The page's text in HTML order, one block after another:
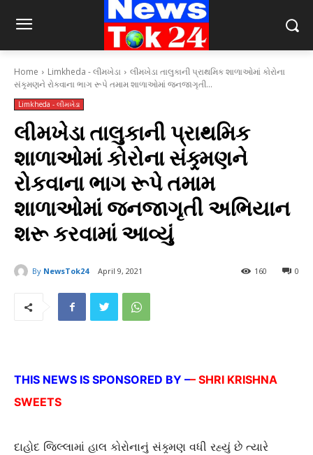
Home Limkheda - લીમખેડા
લીમખેડા તાલુકાની પ્રાથમિક શાળાઓમાં કોરોના
સંક્ર્મણને રોકવાના ભાગ રૂપે તમામ શાળાઓમાં જનજાગૃતી...
Limkheda - લીમખેડા
લીમખેડા તાલુકાની પ્રાથમિક
શાળાઓમાં કોરોના સંક્ર્મણને
રોકવાના ભાગ રૂપે તમામ
શાળાઓમાં જનજાગૃતી અભિયાન
શરૂ કરવામાં આવ્યું
By NewsTok24 April 9, 2021 0
160
THIS NEWS IS SPONSORED BY –– SHRI KRISHNA
SWEETS
દાહોદ જિલ્લામાં હાલ કોરોનાનું સંક્ર્મણ વધી રહ્યું છે ત્યારે